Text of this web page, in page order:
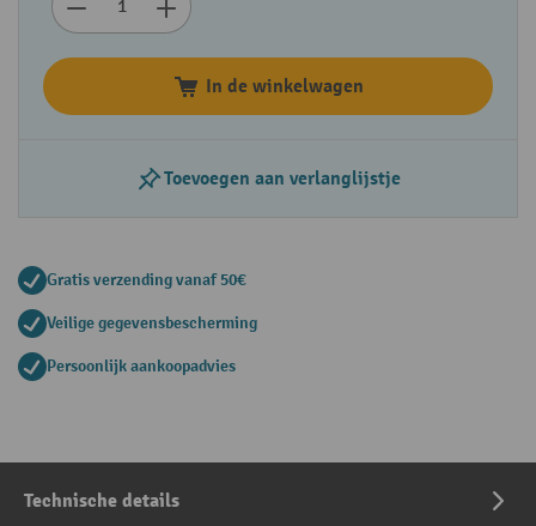
In de winkelwagen
Toevoegen aan verlanglijstje
Gratis verzending vanaf 50€
Veilige gegevensbescherming
Persoonlijk aankoopadvies
Technische details